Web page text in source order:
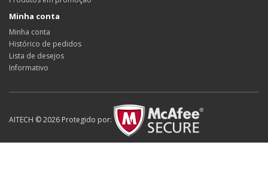
Minha conta
Minha conta
Histórico de pedidos
Lista de desejos
Informativo
AITECH © 2026 Protegido por: